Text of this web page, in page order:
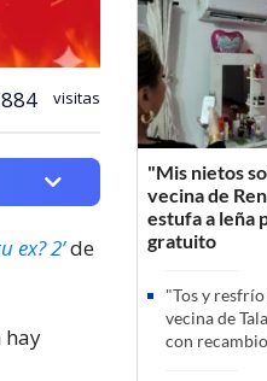
visitas
ex? 2’de
hay
"Mis nietos
vecina de
estufa a leña
gratuito
"Tos y
vecina de
con